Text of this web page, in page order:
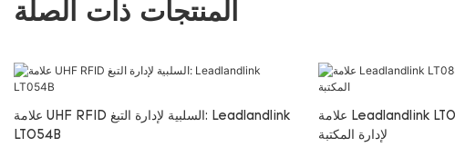
المنتجات ذات الصلة
علامة UHF RFID السلبية لإدارة التبغ: Leadlandlink
LT054B
علامة Leadlandlink LT083B السلبية RFID UHF
لإدارة المكتبة